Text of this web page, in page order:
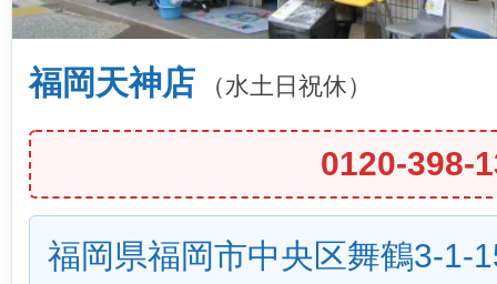
福岡天神店 （水土日祝休）
0120-398-
福岡県福岡市中央区舞鶴3-1-